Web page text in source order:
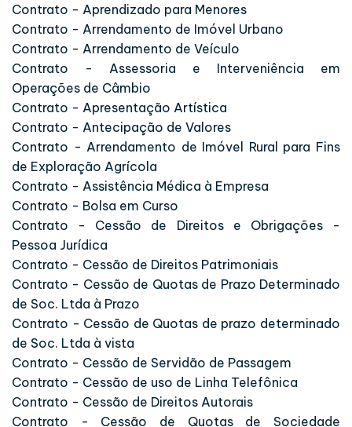
Contrato - Aprendizado para Menores
Contrato - Arrendamento de Imóvel Urbano
Contrato - Arrendamento de Veículo
Contrato - Assessoria e Interveniência em
Operações de Câmbio
Contrato - Apresentação Artística
Contrato - Antecipação de Valores
Contrato - Arrendamento de Imóvel Rural para Fins
de Exploração Agrícola
Contrato - Assistência Médica à Empresa
Contrato - Bolsa em Curso
Contrato - Cessão de Direitos e Obrigações -
Pessoa Jurídica
Contrato - Cessão de Direitos Patrimoniais
Contrato - Cessão de Quotas de Prazo Determinado
de Soc. Ltda à Prazo
Contrato - Cessão de Quotas de prazo determinado
de Soc. Ltda à vista
Contrato - Cessão de Servidão de Passagem
Contrato - Cessão de uso de Linha Telefônica
Contrato - Cessão de Direitos Autorais
Contrato - Cessão de Quotas de Sociedade